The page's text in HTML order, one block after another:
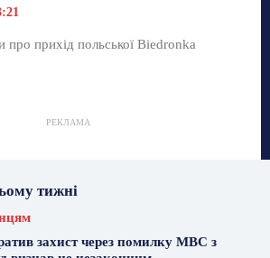
про прихід польської Biedronka
РЕКЛАМА
тижні
захист через помилку МВС з